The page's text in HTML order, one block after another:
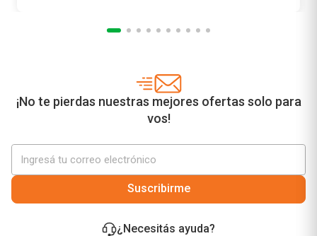
¡No te pierdas nuestras mejores ofertas solo para
vos!
Suscribirme
¿Necesitás ayuda?